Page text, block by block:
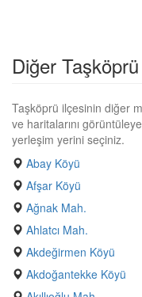
Diğer
Taşköprü ilçesinin diğer
ve haritalarını
yerleşim yerini seçiniz.
Abay Köyü
Afşar Köyü
Ağnak Mah.
Ahlatcı Mah.
Akdeğirmen Köyü
Akdoğantekke Köyü